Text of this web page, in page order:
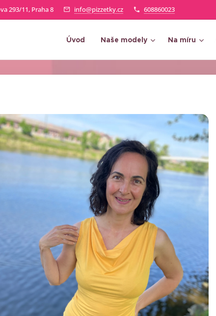
293/11, Praha 8 info@pizzetky.cz 608860023
Úvod Naše modely Na míru